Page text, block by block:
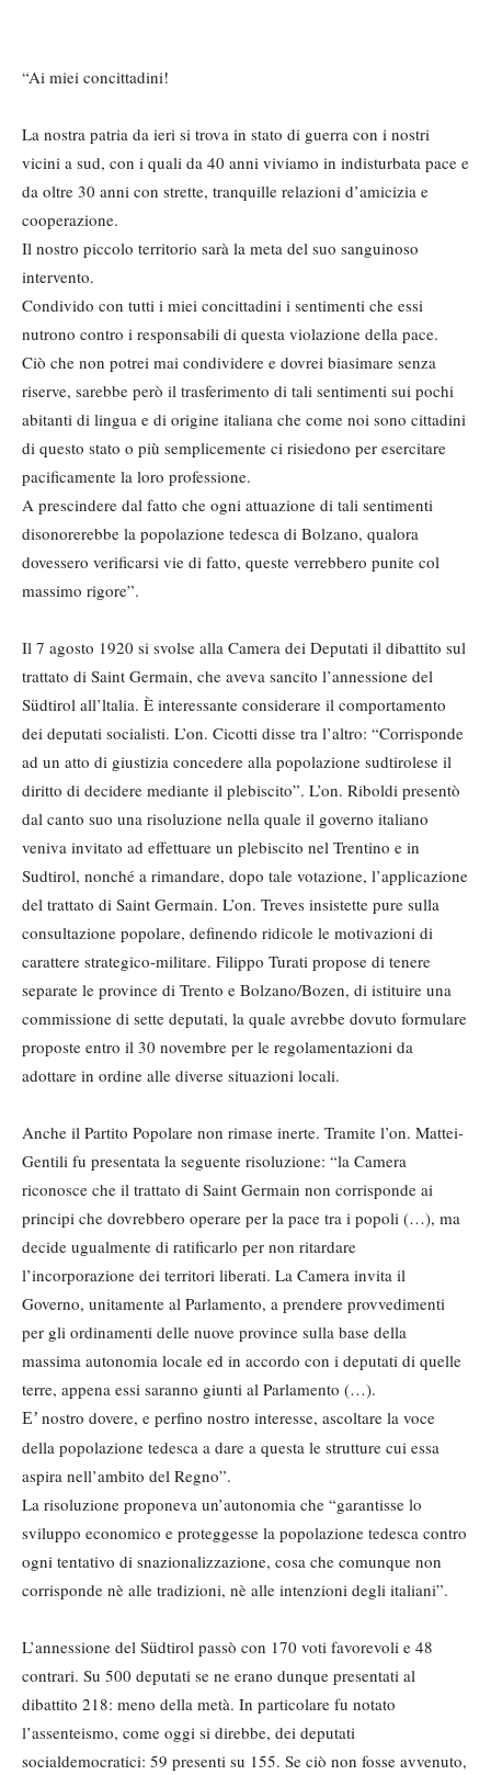
“Ai miei concittadini!
La nostra patria da ieri si trova in stato di guerra con i nostri
vicini a sud, con i quali da 40 anni viviamo in indisturbata pace e
da oltre 30 anni con strette, tranquille relazioni d’amicizia e
cooperazione.
Il nostro piccolo territorio sarà la meta del suo sanguinoso
intervento.
Condivido con tutti i miei concittadini i sentimenti che essi
nutrono contro i responsabili di questa violazione della pace.
Ciò che non potrei mai condividere e dovrei biasimare senza
riserve, sarebbe però il trasferimento di tali sentimenti sui pochi
abitanti di lingua e di origine italiana che come noi sono cittadini
di questo stato o più semplicemente ci risiedono per esercitare
pacificamente la loro professione.
A prescindere dal fatto che ogni attuazione di tali sentimenti
disonorerebbe la popolazione tedesca di Bolzano, qualora
dovessero verificarsi vie di fatto, queste verrebbero punite col
massimo rigore”.
Il 7 agosto 1920 si svolse alla Camera dei Deputati il dibattito sul
trattato di Saint Germain, che aveva sancito l’annessione del
Südtirol all’ltalia. È interessante considerare il comportamento
dei deputati socialisti. L’on. Cicotti disse tra l’altro: “Corrisponde
ad un atto di giustizia concedere alla popolazione sudtirolese il
diritto di decidere mediante il plebiscito”. L’on. Riboldi presentò
dal canto suo una risoluzione nella quale il governo italiano
veniva invitato ad effettuare un plebiscito nel Trentino e in
Sudtirol, nonché a rimandare, dopo tale votazione, l’applicazione
del trattato di Saint Germain. L’on. Treves insistette pure sulla
consultazione popolare, definendo ridicole le motivazioni di
carattere strategico-militare. Filippo Turati propose di tenere
separate le province di Trento e Bolzano/Bozen, di istituire una
commissione di sette deputati, la quale avrebbe dovuto formulare
proposte entro il 30 novembre per le regolamentazioni da
adottare in ordine alle diverse situazioni locali.
Anche il Partito Popolare non rimase inerte. Tramite l’on. Mattei-
Gentili fu presentata la seguente risoluzione: “la Camera
riconosce che il trattato di Saint Germain non corrisponde ai
principi che dovrebbero operare per la pace tra i popoli (…), ma
decide ugualmente di ratificarlo per non ritardare
l’incorporazione dei territori liberati. La Camera invita il
Governo, unitamente al Parlamento, a prendere provvedimenti
per gli ordinamenti delle nuove province sulla base della
massima autonomia locale ed in accordo con i deputati di quelle
terre, appena essi saranno giunti al Parlamento (…).
E’ nostro dovere, e perfino nostro interesse, ascoltare la voce
della popolazione tedesca a dare a questa le strutture cui essa
aspira nell’ambito del Regno”.
La risoluzione proponeva un’autonomia che “garantisse lo
sviluppo economico e proteggesse la popolazione tedesca contro
ogni tentativo di snazionalizzazione, cosa che comunque non
corrisponde nè alle tradizioni, nè alle intenzioni degli italiani”.
L’annessione del Südtirol passò con 170 voti favorevoli e 48
contrari. Su 500 deputati se ne erano dunque presentati al
dibattito 218: meno della metà. In particolare fu notato
l’assenteismo, come oggi si direbbe, dei deputati
socialdemocratici: 59 presenti su 155. Se ciò non fosse avvenuto,